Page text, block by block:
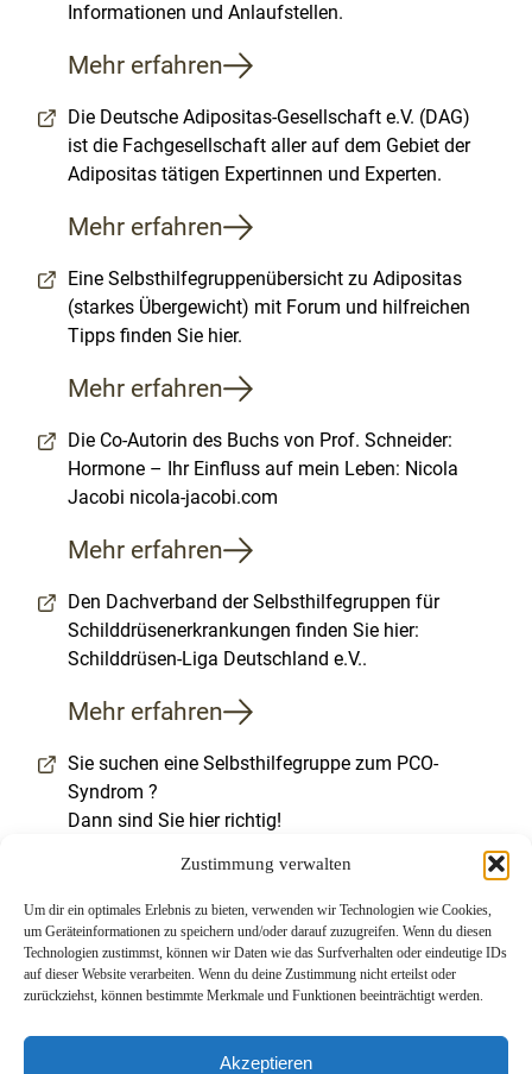
Zustimmung verwalten
Um dir ein optimales Erlebnis zu bieten, verwenden wir Technologien wie Cookies,
um Geräteinformationen zu speichern und/oder darauf zuzugreifen. Wenn du diesen
Technologien zustimmst, können wir Daten wie das Surfverhalten oder eindeutige IDs
auf dieser Website verarbeiten. Wenn du deine Zustimmung nicht erteilst oder
zurückziehst, können bestimmte Merkmale und Funktionen beeinträchtigt werden.
Akzeptieren
Informationen und Anlaufstellen.
Mehr erfahren
Die Deutsche Adipositas-Gesellschaft e.V. (DAG)
ist die Fachgesellschaft aller auf dem Gebiet der
Adipositas tätigen Expertinnen und Experten.
Mehr erfahren
Eine Selbsthilfegruppenübersicht zu Adipositas
(starkes Übergewicht) mit Forum und hilfreichen
Tipps finden Sie hier.
Mehr erfahren
Die Co-Autorin des Buchs von Prof. Schneider:
Hormone – Ihr Einfluss auf mein Leben: Nicola
Jacobi nicola-jacobi.com
Mehr erfahren
Den Dachverband der Selbsthilfegruppen für
Schilddrüsenerkrankungen finden Sie hier:
Schilddrüsen-Liga Deutschland e.V..
Mehr erfahren
Sie suchen eine Selbsthilfegruppe zum PCO-
Syndrom ?
Dann sind Sie hier richtig!
Mehr erfahren